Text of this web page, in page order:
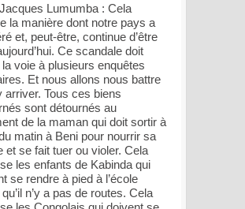
Lumumba : Cela
la manière dont notre pays a
et, peut-être, continue d’être
Ce scandale doit
voie à plusieurs enquêtes
Et nous allons nous battre
arriver. Tous ces biens
sont détournés au
de la maman qui doit sortir à
matin à Beni pour nourrir sa
et se fait tuer ou violer. Cela
les enfants de Kabinda qui
se rendre à pied à l’école
n’y a pas de routes. Cela